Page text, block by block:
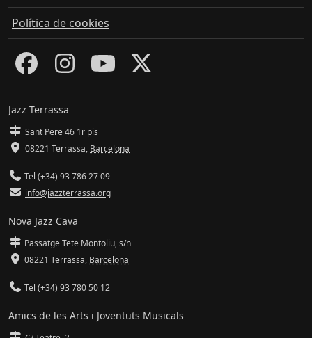
Política de cookies
Jazz Terrassa
Sant Pere 46 1r pis
08221 Terrassa, Barcelona
Tel (+34) 93 786 27 09
info@jazzterrassa.org
Nova Jazz Cava
Passatge Tete Montoliu, s/n
08221 Terrassa, Barcelona
Tel (+34) 93 780 50 12
Amics de les Arts i Joventuts Musicals